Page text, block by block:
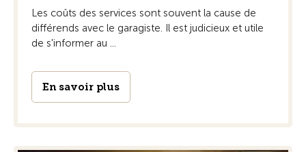
Les coûts des services sont souvent la cause de
différends avec le garagiste. Il est judicieux et utile
de s'informer au ...
En savoir plus